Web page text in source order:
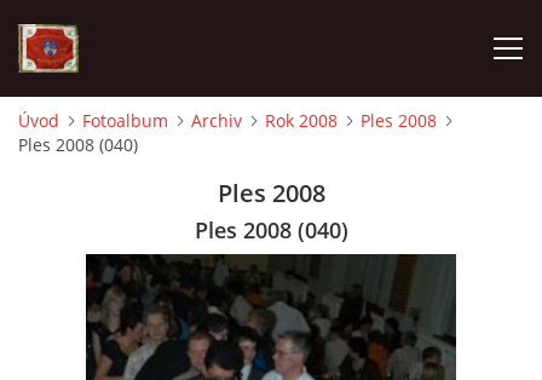
AKTUALITY
VÝJEZDOVÁ JEDNOTKA
KROUŽEK MLADÝCH HASIČŮ
Úvod Fotoalbum Archiv Rok 2008
Ples 2008
Ples 2008 (040)
Ples 2008
Ples 2008 (040)